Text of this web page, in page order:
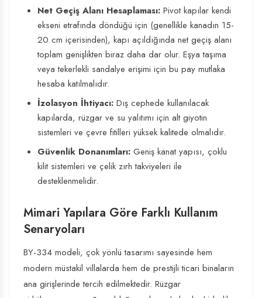
Net Geçiş Alanı Hesaplaması: Pivot kapılar kendi
ekseni etrafında döndüğü için (genellikle kanadın 15-
20 cm içerisinden), kapı açıldığında net geçiş alanı
toplam genişlikten biraz daha dar olur. Eşya taşıma
veya tekerlekli sandalye erişimi için bu pay mutlaka
hesaba katılmalıdır.
İzolasyon İhtiyacı: Dış cephede kullanılacak
kapılarda, rüzgar ve su yalıtımı için alt giyotin
sistemleri ve çevre fitilleri yüksek kalitede olmalıdır.
Güvenlik Donanımları: Geniş kanat yapısı, çoklu
kilit sistemleri ve çelik zırh takviyeleri ile
desteklenmelidir.
Mimari Yapılara Göre Farklı Kullanım
Senaryoları
BY-334 modeli, çok yönlü tasarımı sayesinde hem
modern müstakil villalarda hem de prestijli ticari binaların
ana girişlerinde tercih edilmektedir. Rüzgar